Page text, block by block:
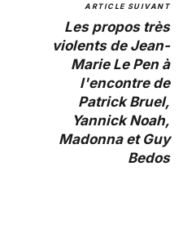
ARTICLE SUIVANT
Les propos très
violents de Jean-
Marie Le Pen à
l'encontre de
Patrick Bruel,
Yannick Noah,
Madonna et Guy
Bedos